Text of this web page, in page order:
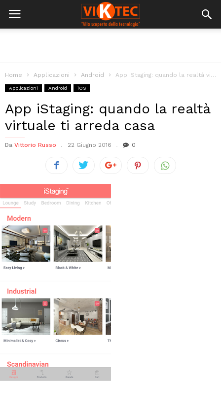
Home Applicazioni Android App iStaging: quando la realtà virtuale ti arreda casa
Applicazioni Android iOS
App iStaging: quando la realtà
virtuale ti arreda casa
Da Vittorio Russo 22 Giugno 2016 0